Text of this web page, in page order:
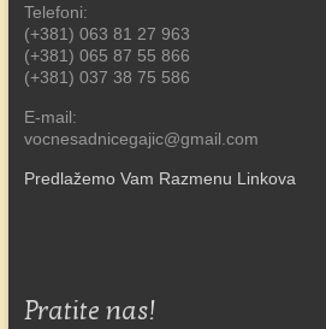
Telefoni:
(+381) 063 81 27 963
(+381) 065 87 55 866
(+381) 037 38 75 586
E-mail:
vocnesadnicegajic@gmail.com
Predlažemo Vam Razmenu Linkova
Pratite nas!